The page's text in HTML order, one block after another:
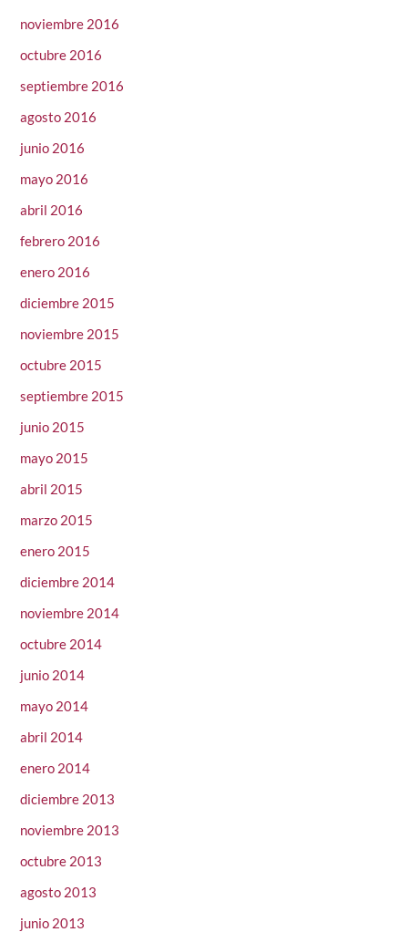
noviembre 2016
octubre 2016
septiembre 2016
agosto 2016
junio 2016
mayo 2016
abril 2016
febrero 2016
enero 2016
diciembre 2015
noviembre 2015
octubre 2015
septiembre 2015
junio 2015
mayo 2015
abril 2015
marzo 2015
enero 2015
diciembre 2014
noviembre 2014
octubre 2014
junio 2014
mayo 2014
abril 2014
enero 2014
diciembre 2013
noviembre 2013
octubre 2013
agosto 2013
junio 2013